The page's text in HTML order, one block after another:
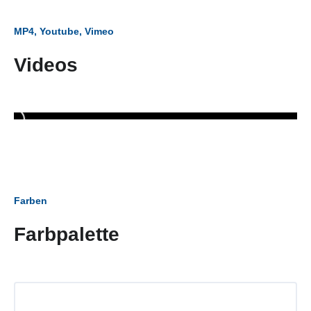
MP4, Youtube, Vimeo
Videos
Farben
Farbpalette